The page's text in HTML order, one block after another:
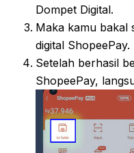
Dompet Digital.
Maka kamu bakal
digital ShopeePay.
Setelah berhasil
ShopeePay,